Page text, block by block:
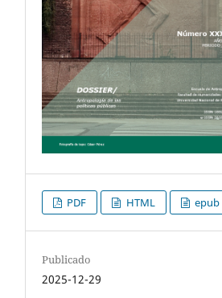
PDF HTML epub
Publicado
2025-12-29